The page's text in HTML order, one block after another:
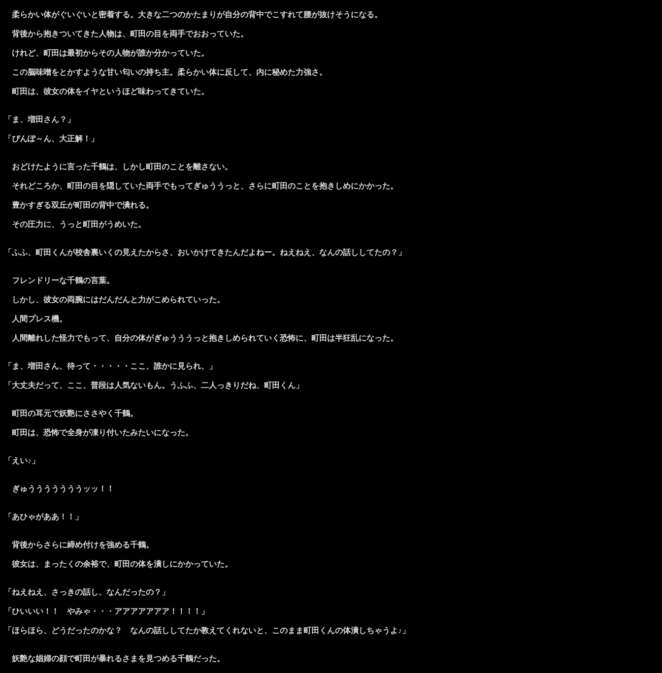
柔らかい体がぐいぐいと密着する。大きな二つのかたまりが自分の背中でこすれて腰が抜けそうになる。
背後から抱きついてきた人物は、町田の目を両手でおおっていた。
けれど、町田は最初からその人物が誰か分かっていた。
この脳味噌をとかすような甘い匂いの持ち主。柔らかい体に反して、内に秘めた力強さ。
町田は、彼女の体をイヤというほど味わってきていた。
「ま、増田さん？」
「ぴんぽ～ん、大正解！」
おどけたように言った千鶴は、しかし町田のことを離さない。
それどころか、町田の目を隠していた両手でもってぎゅううっと、さらに町田のことを抱きしめにかかった。
豊かすぎる双丘が町田の背中で潰れる。
その圧力に、うっと町田がうめいた。
「ふふ、町田くんが校舎裏いくの見えたからさ、おいかけてきたんだよねー。ねえねえ、なんの話ししてたの？」
フレンドリーな千鶴の言葉。
しかし、彼女の両腕にはだんだんと力がこめられていった。
人間プレス機。
人間離れした怪力でもって、自分の体がぎゅうううっと抱きしめられていく恐怖に、町田は半狂乱になった。
「ま、増田さん、待って・・・・・ここ、誰かに見られ、」
「大丈夫だって、ここ、普段は人気ないもん。うふふ、二人っきりだね、町田くん」
町田の耳元で妖艶にささやく千鶴。
町田は、恐怖で全身が凍り付いたみたいになった。
「えい♪」
ぎゅうううううううッッ！！
「あひゃがああ！！」
背後からさらに締め付けを強める千鶴。
彼女は、まったくの余裕で、町田の体を潰しにかかっていた。
「ねえねえ、さっきの話し、なんだったの？」
「ひいいい！！ やみゃ・・・アアアアアアア！！！！」
「ほらほら、どうだったのかな？ なんの話ししてたか教えてくれないと、このまま町田くんの体潰しちゃうよ♪」
妖艶な娼婦の顔で町田が暴れるさまを見つめる千鶴だった。